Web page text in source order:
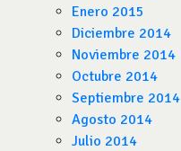
Enero 2015
Diciembre 2014
Noviembre 2014
Octubre 2014
Septiembre 2014
Agosto 2014
Julio 2014